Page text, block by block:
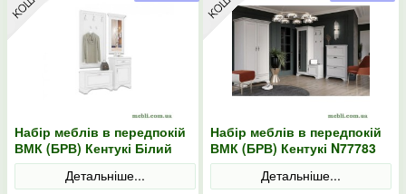
Набір меблів в передпокій
ВМК (БРВ) Кентукі Білий
альпійський
Детальніше...
Набір меблів в передпокій
ВМК (БРВ) Кентукі N77783
Білий альпійський
Детальніше...